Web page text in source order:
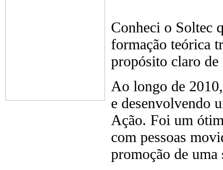
Conheci o Soltec
formação teórica
propósito claro de
Ao longo de
e desenvolvendo
Ação. Foi um
com pessoas
promoção de